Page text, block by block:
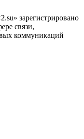
зарегистрировано
связи,
коммуникаций